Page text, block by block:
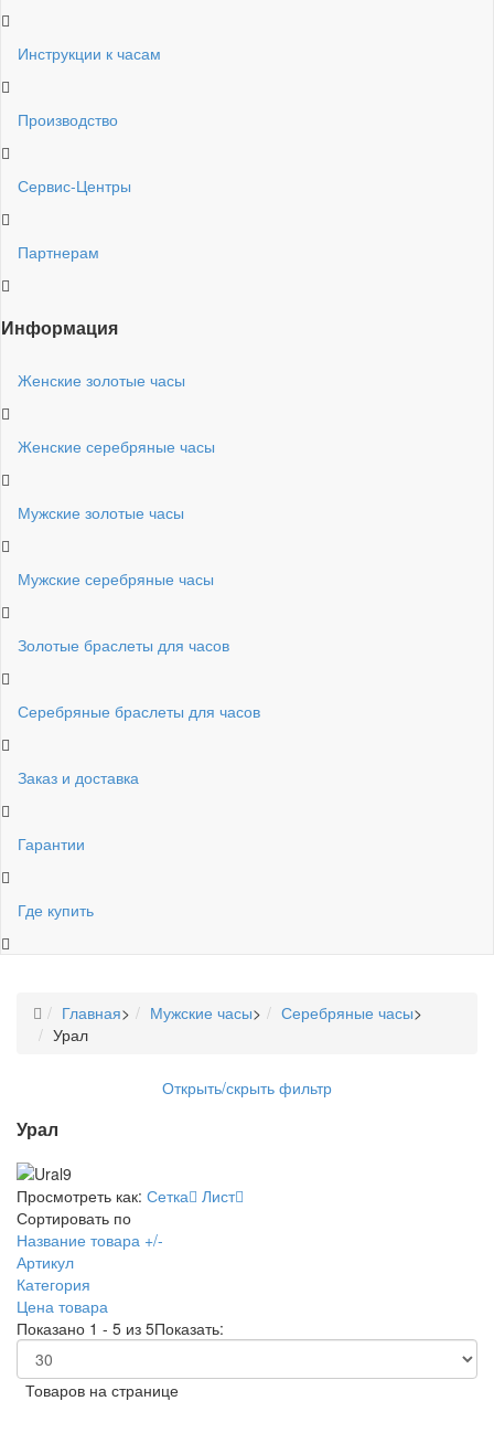
Инструкции к часам
Производство
Сервис-Центры
Партнерам
Информация
Женские золотые часы
Женские серебряные часы
Мужские золотые часы
Мужские серебряные часы
Золотые браслеты для часов
Серебряные браслеты для часов
Заказ и доставка
Гарантии
Где купить
Главная> Мужские часы> Серебряные часы>
Урал
Открыть/скрыть фильтр
Урал
Просмотреть как: Сетка
Лист
Сортировать по
Название товара +/-
Артикул
Категория
Цена товара
Показано 1 - 5 из 5Показать:
Товаров на странице